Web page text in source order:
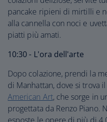
pancake ripieni di mirtilli e
alla cannella con noci e
piatti più amati.
10:30 - L'ora dell'arte
Dopo colazione, prendi la
di Manhattan, dove si trova il
American Art, che sorge in
progettata da Renzo Piano.